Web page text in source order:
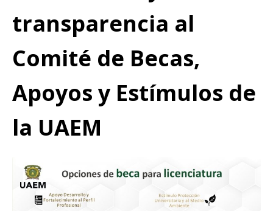
transparencia al
Comité de Becas,
Apoyos y Estímulos de
la UAEM